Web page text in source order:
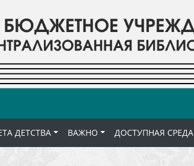
ДЕТСТВА ВАЖНО ДОСТУПНАЯ СРЕДА